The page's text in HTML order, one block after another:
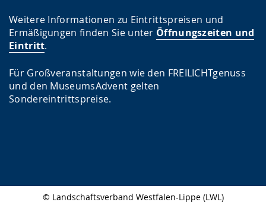
Weitere Informationen zu Eintrittspreisen und
Ermäßigungen finden Sie unter Öffnungszeiten und
Eintritt.
Für Großveranstaltungen wie den FREILICHTgenuss
und den MuseumsAdvent gelten
Sondereintrittspreise.
© Landschaftsverband Westfalen-Lippe (LWL)